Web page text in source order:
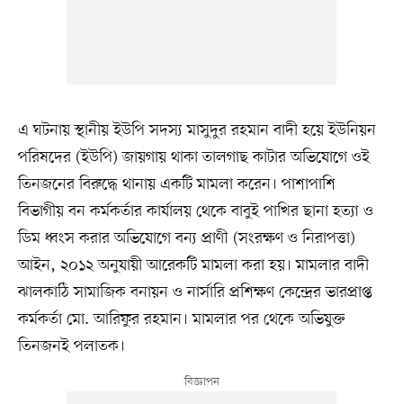
এ ঘটনায় স্থানীয় ইউপি সদস্য মাসুদুর রহমান বাদী হয়ে ইউনিয়ন
পরিষদের (ইউপি) জায়গায় থাকা তালগাছ কাটার অভিযোগে ওই
তিনজনের বিরুদ্ধে থানায় একটি মামলা করেন। পাশাপাশি
বিভাগীয় বন কর্মকর্তার কার্যালয় থেকে বাবুই পাখির ছানা হত্যা ও
ডিম ধ্বংস করার অভিযোগে বন্য প্রাণী (সংরক্ষণ ও নিরাপত্তা)
আইন, ২০১২ অনুযায়ী আরেকটি মামলা করা হয়। মামলার বাদী
ঝালকাঠি সামাজিক বনায়ন ও নার্সারি প্রশিক্ষণ কেন্দ্রের ভারপ্রাপ্ত
কর্মকর্তা মো. আরিফুর রহমান। মামলার পর থেকে অভিযুক্ত
তিনজনই পলাতক।